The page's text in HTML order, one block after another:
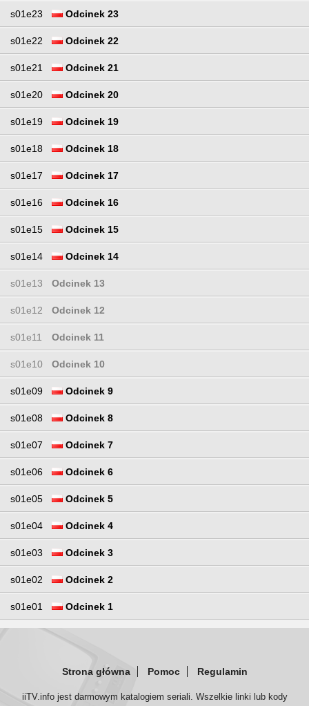
s01e23 Odcinek 23
s01e22 Odcinek 22
s01e21 Odcinek 21
s01e20 Odcinek 20
s01e19 Odcinek 19
s01e18 Odcinek 18
s01e17 Odcinek 17
s01e16 Odcinek 16
s01e15 Odcinek 15
s01e14 Odcinek 14
s01e13 Odcinek 13
s01e12 Odcinek 12
s01e11 Odcinek 11
s01e10 Odcinek 10
s01e09 Odcinek 9
s01e08 Odcinek 8
s01e07 Odcinek 7
s01e06 Odcinek 6
s01e05 Odcinek 5
s01e04 Odcinek 4
s01e03 Odcinek 3
s01e02 Odcinek 2
s01e01 Odcinek 1
Strona główna Pomoc Regulamin
iiTV.info jest darmowym katalogiem seriali. Wszelkie linki lub kody